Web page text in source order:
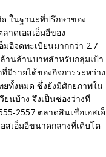
ในฐานะที่ปรึกษาของ
าดเอสเอ็มอีของ
อีจดทะเบียนมากกว่า 2.7
านล้านบาทสำหรับกลุ่มเป้า
รายได้ของกิจการระหว่าง
ยทั้งหมด ซึ่งยังมีศักยภาพใน
นบ้าง จึงเป็นช่องว่างที่
2557 ตลาดสินเชื่อเอสเอ็
สเอ็มอีขนาดกลางที่เติบโต